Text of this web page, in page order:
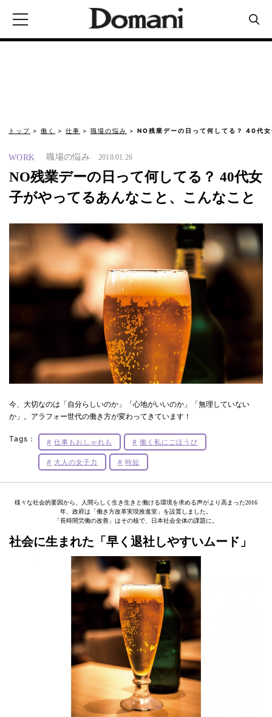
トップ 働く 仕事 職場の悩み NO残業デーの日って何してる？ 40代
WORK 職場の悩み 2018.01.26
NO残業デーの日って何してる？ 40代女
子がやってるあんなこと、こんなこと
今、大切なのは「自分らしいのか」「心地がいいのか」「無理していない
か」。アラフォー世代の働き方が変わってきています！
Tags： 仕事もおしゃれも 働く私にごほうび
大人の女子力 時短
様々な社会的要因から、人間らしく生き生きと働ける環境を求める声がより高まった2016
年、政府は「働き方改革実現推進室」を設置しました。
「長時間労働の改善」はその核で、日本社会全体の課題に。
社会に生まれた「早く退社しやすいムード」